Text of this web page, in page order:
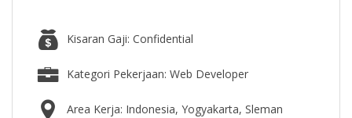
Kisaran Gaji: Confidential
Kategori Pekerjaan: Web Developer
Area Kerja: Indonesia, Yogyakarta, Sleman